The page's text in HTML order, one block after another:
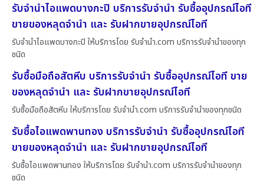
รับจำนำไอแพดบางกะปิ บริการรับจำนำ รับซื้ออุปกรณ์ไอที
ขายของหลุดจำนำ และ รับฝากขายอุปกรณ์ไอที
รับจำนำไอแพดบางกะปิ ให้บริการโดย รับจํานํา.com บริการรับจำนำของทุก
ชนิด
รับซื้อมือถือสัตหีบ บริการรับจำนำ รับซื้ออุปกรณ์ไอที ขาย
ของหลุดจำนำ และ รับฝากขายอุปกรณ์ไอที
รับซื้อมือถือสัตหีบ ให้บริการโดย รับจํานํา.com บริการรับจำนำของทุกชนิด
รับซื้อไอแพดพานทอง บริการรับจำนำ รับซื้ออุปกรณ์ไอที
ขายของหลุดจำนำ และ รับฝากขายอุปกรณ์ไอที
รับซื้อไอแพดพานทอง ให้บริการโดย รับจํานํา.com บริการรับจำนำของทุก
ชนิด